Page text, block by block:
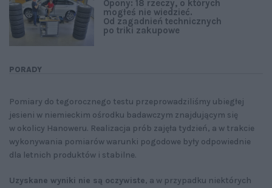
PORADY
Opony: 18 rzeczy, o których
mogłeś nie wiedzieć.
Od zagadnień technicznych
po triki zakupowe
Pomiary do tegorocznego testu przeprowadziliśmy ubiegłej
jesieni w niemieckim ośrodku badawczym znajdującym się
w okolicy Hanoweru. Realizacja prób zajęła tydzień, a w trakcie
wykonywania pomiarów warunki pogodowe były odpowiednie
dla letnich produktów i stabilne.
Uzyskane wyniki nie są oczywiste, a w przypadku niektórych